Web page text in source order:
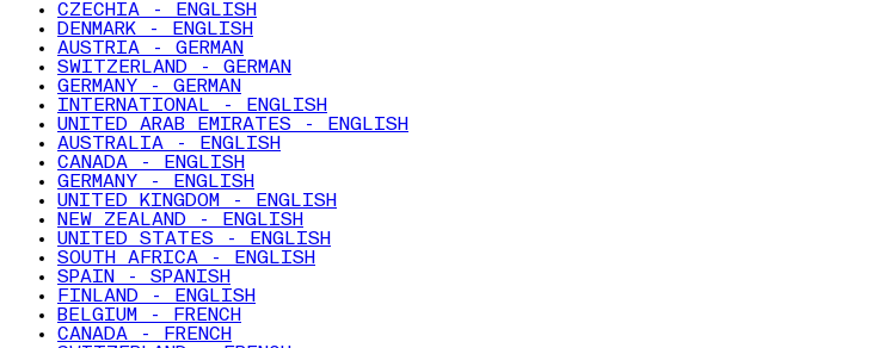
CZECHIA - ENGLISH
DENMARK - ENGLISH
AUSTRIA - GERMAN
SWITZERLAND - GERMAN
GERMANY - GERMAN
INTERNATIONAL - ENGLISH
UNITED ARAB EMIRATES - ENGLISH
AUSTRALIA - ENGLISH
CANADA - ENGLISH
GERMANY - ENGLISH
UNITED KINGDOM - ENGLISH
NEW ZEALAND - ENGLISH
UNITED STATES - ENGLISH
SOUTH AFRICA - ENGLISH
SPAIN - SPANISH
FINLAND - ENGLISH
BELGIUM - FRENCH
CANADA - FRENCH